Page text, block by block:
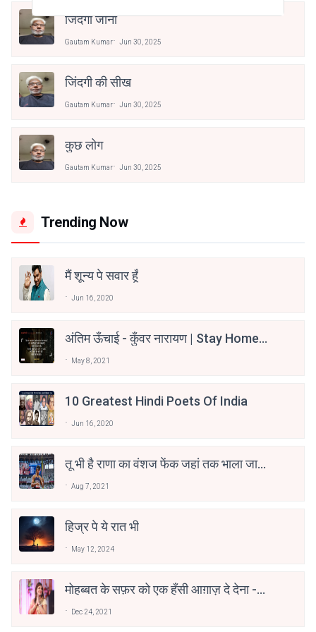
जिंदगी जीना
Gautam Kumar Jun 30, 2025
जिंदगी की सीख
Gautam Kumar Jun 30, 2025
कुछ लोग
Gautam Kumar Jun 30, 2025
Trending Now
मैं शून्य पे सवार हूँ
Jun 16, 2020
अंतिम ऊँचाई - कुँवर नारायण | Stay Home
May 8, 2021
10 Greatest Hindi Poets Of India
Jun 16, 2020
तू भी है राणा का वंशज फेंक जहां तक भाला जाए:
Aug 7, 2021
हिज्र पे ये रात भी
May 12, 2024
मोहब्बत के सफ़र को एक हँसी आग़ाज़ दे देना -
Dec 24, 2021